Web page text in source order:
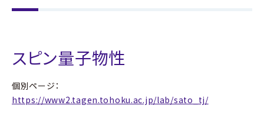
大学院受験生の方
スピン量子物性
個別ページ：
https://www2.tagen.tohoku.ac.jp/lab/sato_tj/